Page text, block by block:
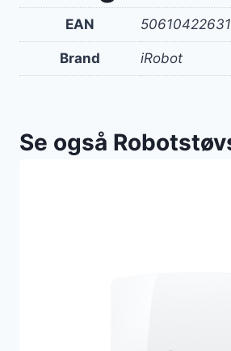
EAN
Brand iRobot
Se også